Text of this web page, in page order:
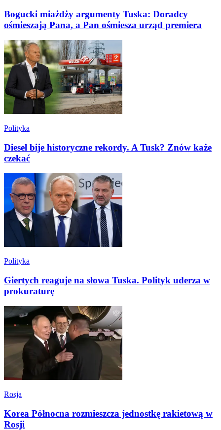
Bogucki miażdży argumenty Tuska: Doradcy
ośmieszają Pana, a Pan ośmiesza urząd premiera
Polityka
Diesel bije historyczne rekordy. A Tusk? Znów każe
czekać
Polityka
Giertych reaguje na słowa Tuska. Polityk uderza w
prokuraturę
Rosja
Korea Północna rozmieszcza jednostkę rakietową w
Rosji